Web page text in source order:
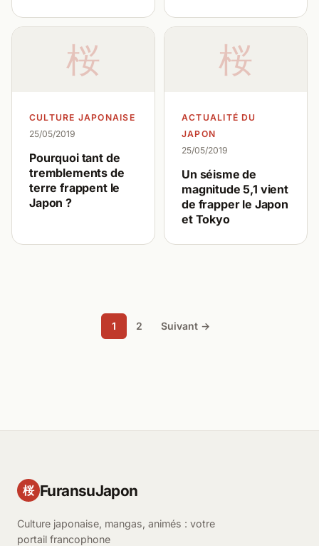
桜
CULTURE JAPONAISE
25/05/2019
Pourquoi tant de
tremblements de
terre frappent le
Japon ?
桜
ACTUALITÉ DU
JAPON
25/05/2019
Un séisme de
magnitude 5,1 vient
de frapper le Japon
et Tokyo
1 2 Suivant →
桜 FuransuJapon
Culture japonaise, mangas, animés : votre
portail francophone